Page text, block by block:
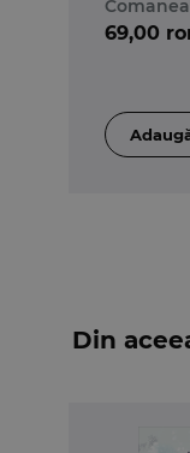
69,00
Din